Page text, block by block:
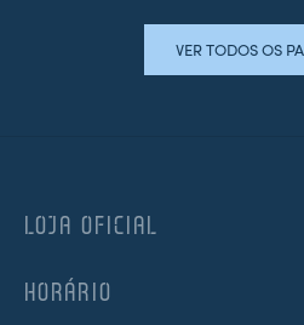
VER TODOS OS
LOJA OFICIAL
HORÁRIO